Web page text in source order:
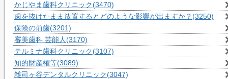
かじやま歯科クリニック(3470)
歯を抜けたまま放置するとどのような影響が出ますか？ (3250)
保険の前歯(3201)
審美歯科 芸能人 (3170)
テルミナ歯科クリニック(3107)
知的財産権等(3089)
雑司ヶ谷デンタルクリニック(3047)